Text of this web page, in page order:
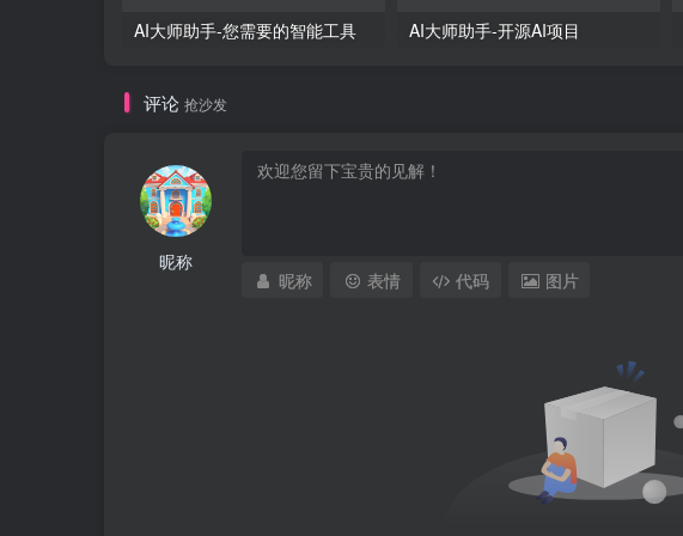
AI大师助手-您需要的智能工具 AI大师助手-开源AI项目
评论 抢沙发
昵称
昵称 表情 代码 图片